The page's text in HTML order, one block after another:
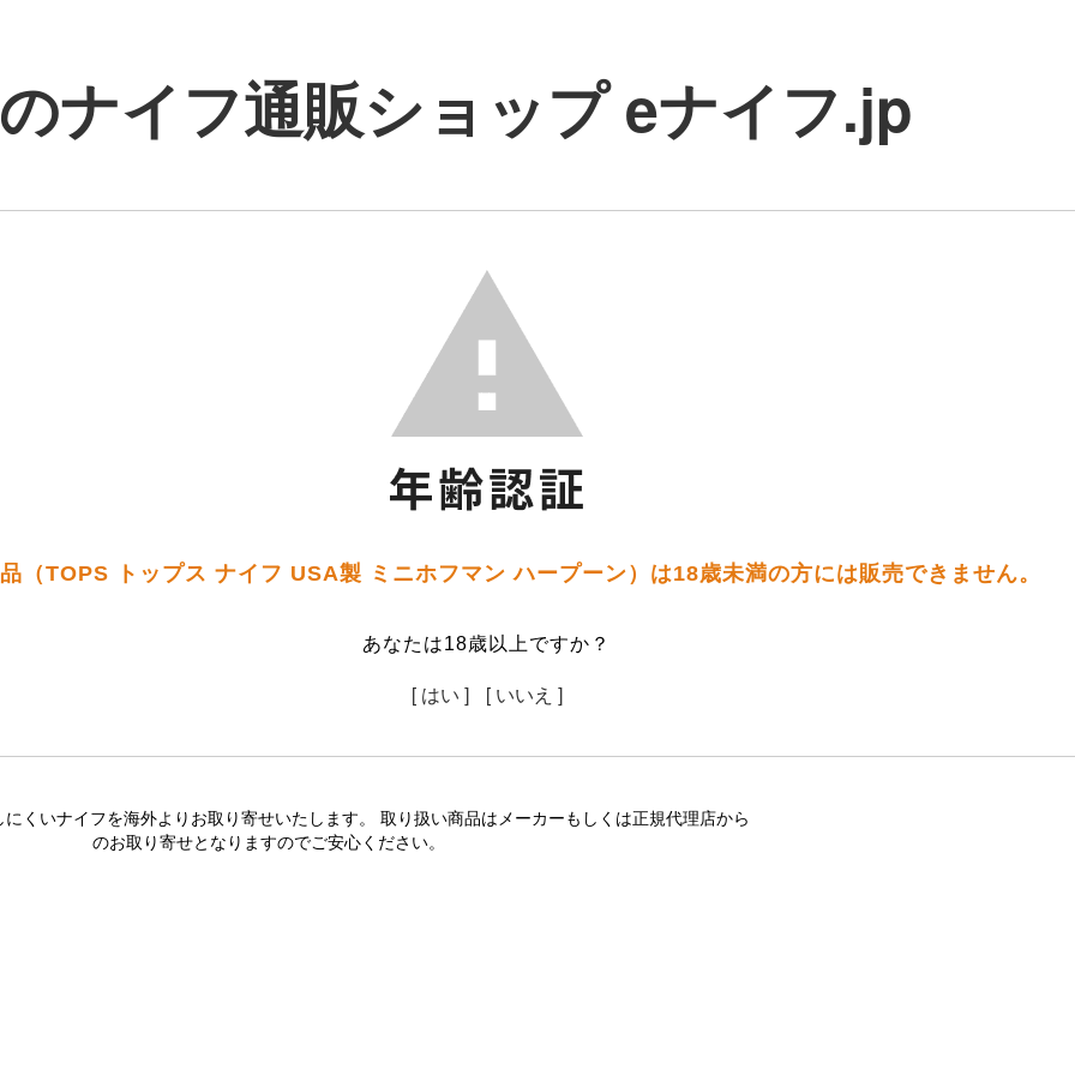
ナイフ通販ショップ eナイフ.jp
（TOPS トップス ナイフ USA製 ミニホフマン ハープーン）は18歳未満の方には販売できません。
あなたは18歳以上ですか？
[ はい ] [ いいえ ]
くいナイフを海外よりお取り寄せいたします。 取り扱い商品はメーカーもしくは正規代理店から
のお取り寄せとなりますのでご安心ください。